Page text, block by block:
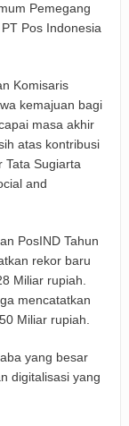
Pemegang
Pos Indonesia
Komisaris
kemajuan bagi
masa akhir
atas kontribusi
Tata Sugiarta
and
PosIND Tahun
rekor baru
Miliar rupiah.
mencatatkan
Miliar rupiah.
yang besar
digitalisasi yang